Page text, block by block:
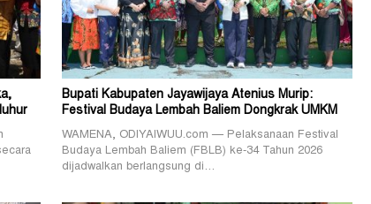
Bupati Kabupaten Jayawijaya Atenius Murip:
Festival Budaya Lembah Baliem Dongkrak UMKM
WAMENA, ODIYAIWUU.com — Pelaksanaan Festival
Budaya Lembah Baliem (FBLB) ke-34 Tahun 2026
dijadwalkan berlangsung di…